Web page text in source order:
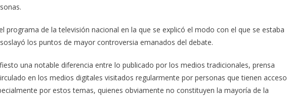
programa de la televisión nacional en la que se explicó el modo con el que se estaba
los puntos de mayor controversia emanados del debate.
una notable diferencia entre lo publicado por los medios tradicionales, prensa
en los medios digitales visitados regularmente por personas que tienen acceso
por estos temas, quienes obviamente no constituyen la mayoría de la